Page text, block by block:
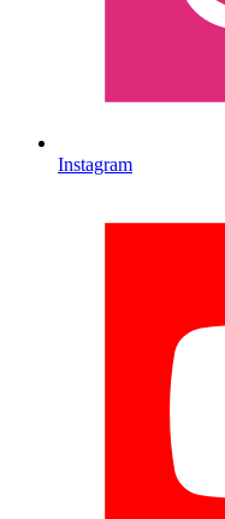
Instagram